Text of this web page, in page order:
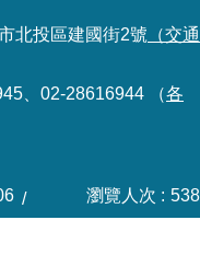
北投區建國街2號 （交通
、02-28616944 （各
瀏覽人次 538